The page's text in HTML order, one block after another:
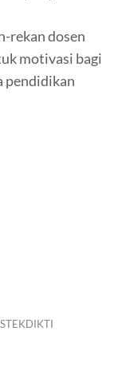
rekan dosen
motivasi bagi
pendidikan